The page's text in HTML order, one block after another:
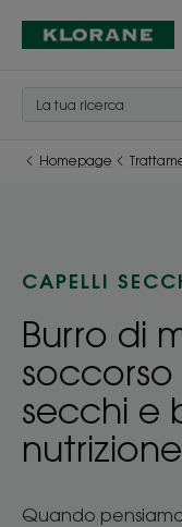
Homepage
CAPELLI
Burro di
secchi e
nutrizione
Quando